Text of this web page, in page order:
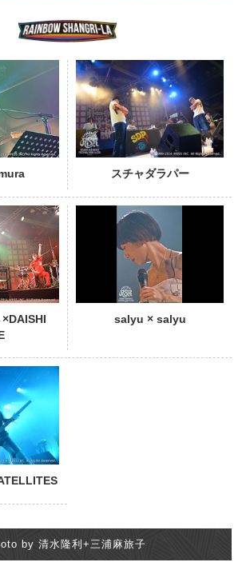
スチャダラパー
salyu × salyu
by 清水隆利+三浦麻旅子